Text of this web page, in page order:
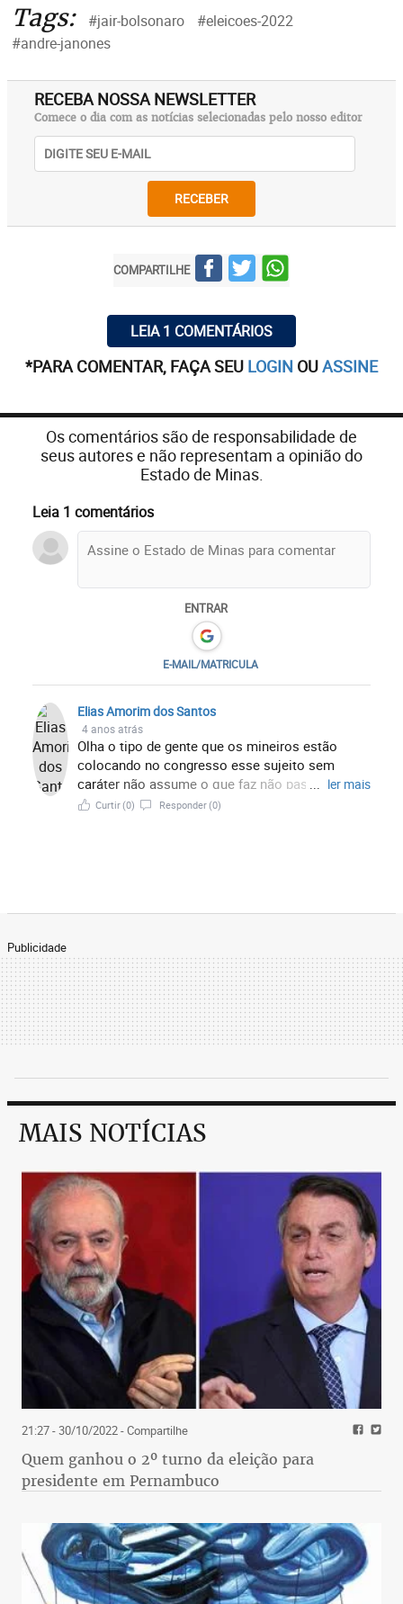
Tags: #jair-bolsonaro
#eleicoes-2022
#andre-janones
RECEBA NOSSA NEWSLETTER
Comece o dia com as notícias selecionadas pelo nosso editor
RECEBER
COMPARTILHE
LEIA 1 COMENTÁRIOS
*PARA COMENTAR, FAÇA SEU LOGIN OUASSINE
Os comentários são de responsabilidade de
seus autores e não representam a opinião do
Estado de Minas.
Leia 1 comentários
ENTRAR
E-MAIL/MATRICULA
Elias Amorim dos Santos
4 anos atrás
Olha o tipo de gente que os mineiros estão
colocando no congresso esse sujeito sem
caráter não assume o que faz não passa de um
covarde que trabalho vai fazer em favor do
ler mais
Curtir(0) Responder(0)
Publicidade
MAIS NOTÍCIAS
21:27 - 30/10/2022- Compartilhe
Quem ganhou o 2º turno da eleição para
presidente em Pernambuco